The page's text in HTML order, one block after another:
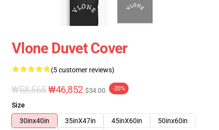
Vlone Duvet Cover
(5 customer reviews)
₩58,565₩46,852 $34.00 -20%
Size
30inx40in
35inX47in 45inX60in
50inx60in